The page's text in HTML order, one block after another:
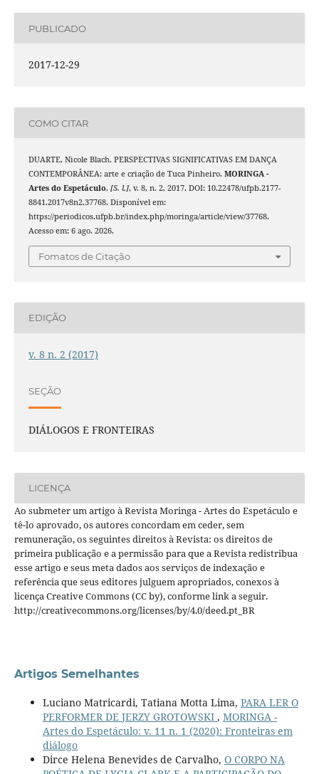
PUBLICADO
2017-12-29
COMO CITAR
DUARTE, Nicole Blach. PERSPECTIVAS SIGNIFICATIVAS EM DANÇA
CONTEMPORÂNEA: arte e criação de Tuca Pinheiro. MORINGA -
Artes do Espetáculo, [S. l.], v. 8, n. 2, 2017. DOI: 10.22478/ufpb.2177-
8841.2017v8n2.37768. Disponível em:
https://periodicos.ufpb.br/index.php/moringa/article/view/37768.
Acesso em: 6 ago. 2026.
Fomatos de Citação
EDIÇÃO
v. 8 n. 2 (2017)
SEÇÃO
DIÁLOGOS E FRONTEIRAS
LICENÇA
Ao submeter um artigo à Revista Moringa - Artes do Espetáculo e
tê-lo aprovado, os autores concordam em ceder, sem
remuneração, os seguintes direitos à Revista: os direitos de
primeira publicação e a permissão para que a Revista redistribua
esse artigo e seus meta dados aos serviços de indexação e
referência que seus editores julguem apropriados, conexos à
licença Creative Commons (CC by), conforme link a seguir.
http://creativecommons.org/licenses/by/4.0/deed.pt_BR
Artigos Semelhantes
Luciano Matricardi, Tatiana Motta Lima, PARA LER O
PERFORMER DE JERZY GROTOWSKI , MORINGA -
Artes do Espetáculo: v. 11 n. 1 (2020): Fronteiras em
diálogo
Dirce Helena Benevides de Carvalho, O CORPO NA